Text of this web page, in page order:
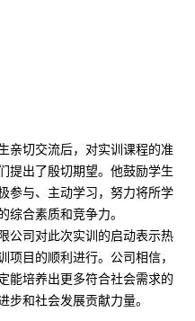
亲切交流后，对实训课程的准
提出了殷切期望。他鼓励学生
参与、主动学习，努力将所学
综合素质和竞争力。
公司对此次实训的启动表示热
项目的顺利进行。公司相信，
能培养出更多符合社会需求的
步和社会发展贡献力量。